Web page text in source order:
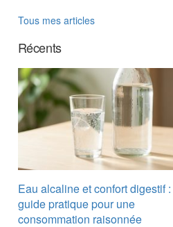
Tous mes articles
Récents
Eau alcaline et confort digestif :
guide pratique pour une
consommation raisonnée